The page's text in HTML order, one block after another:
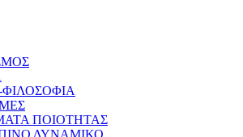
ΠΟΙΟΤΗΤΑΣ
ΔΥΝΑΜΙΚΟ